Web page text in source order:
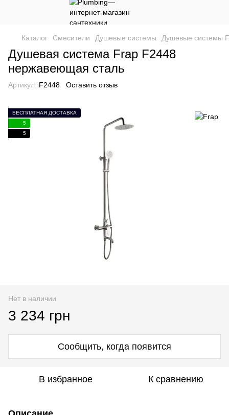
Каталог Смесители Душевые системы Душевые системы
Душевая система Frap F2448
нержавеющая сталь
Артикул: F2448 Оставить отзыв
БЕСПЛАТНАЯ ДОСТАВКА
5
5
Нет в наличии
3 234 грн
Сообщить, когда появится
В избранное К сравнению